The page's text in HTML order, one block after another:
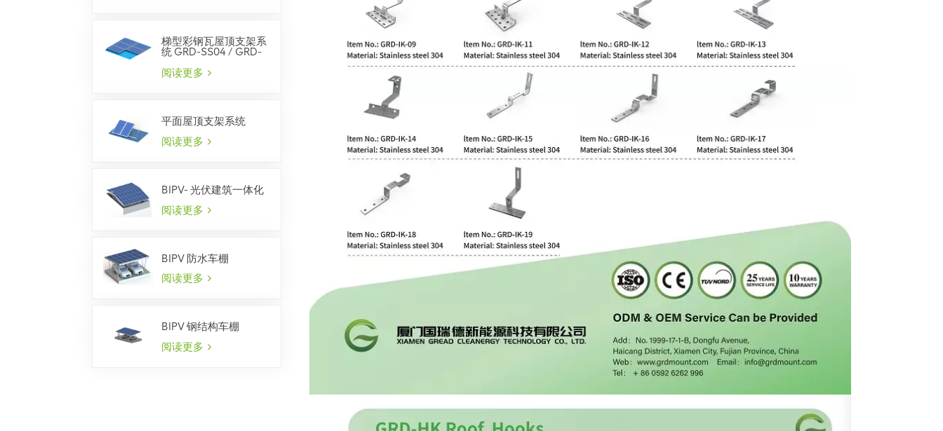
梯型彩钢瓦屋顶支架系
统 GRD-SS04 / GRD-
阅读更多
平面屋顶支架系统
阅读更多
BIPV- 光伏建筑一体化
阅读更多
BIPV 防水车棚
阅读更多
BIPV 钢结构车棚
阅读更多